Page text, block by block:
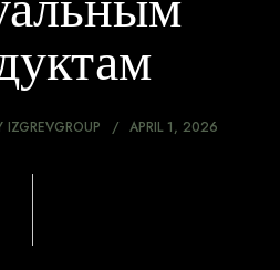
IZGREVGROUP APRIL 1, 2026